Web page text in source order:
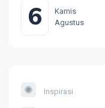
6
Kamis
Agustus
Inspirasi